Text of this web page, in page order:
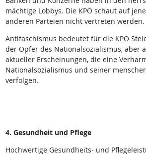
mächtige Lobbys. Die KPÖ schaut auf
anderen Parteien nicht vertreten werden.
Antifaschismus bedeutet für die KPÖ
der Opfer des Nationalsozialismus, aber
aktueller Erscheinungen, die eine
Nationalsozialismus und seiner
verfolgen.
4. Gesundheit und Pflege
Hochwertige Gesundheits- und